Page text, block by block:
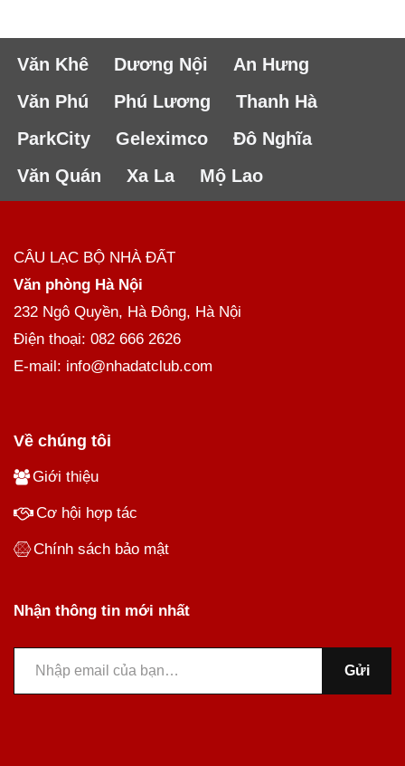
Văn Khê Dương Nội
An Hưng
Văn Phú
Phú Lương
Thanh Hà
ParkCity
Geleximco
Đô Nghĩa
Văn Quán
Xa La Mộ Lao
CÂU LẠC BỘ NHÀ ĐẤT
Văn phòng Hà Nội
232 Ngô Quyền, Hà Đông, Hà Nội
Điện thoại: 082 666 2626
E-mail: info@nhadatclub.com
Về chúng tôi
Giới thiệu
Cơ hội hợp tác
Chính sách bảo mật
Nhận thông tin mới nhất
Gửi